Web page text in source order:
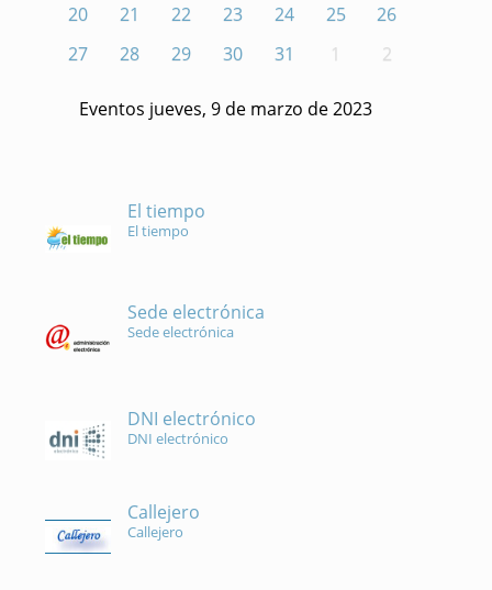
20
21 22 23 24 25
26
27
28 29 30 31 1 2
Eventos jueves, 9 de marzo de 2023
El tiempo
El tiempo
Sede electrónica
Sede electrónica
DNI electrónico
DNI electrónico
Callejero
Callejero